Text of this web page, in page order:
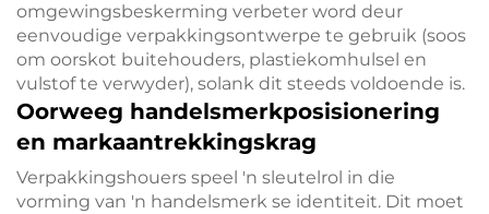
omgewingsbeskerming verbeter word deur
eenvoudige verpakkingsontwerpe te gebruik (soos
om oorskot buitehouders, plastiekomhulsel en
vulstof te verwyder), solank dit steeds voldoende is.
Oorweeg handelsmerkposisionering
en markaantrekkingskrag
Verpakkingshouers speel 'n sleutelrol in die
vorming van 'n handelsmerk se identiteit. Dit moet